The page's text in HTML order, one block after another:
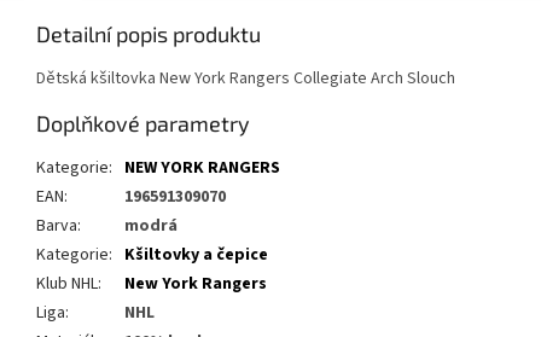
Detailní popis produktu
Dětská kšiltovka New York Rangers Collegiate Arch Slouch
Doplňkové parametry
Kategorie: NEW YORK RANGERS
EAN:
196591309070
Barva:
modrá
Kategorie: Kšiltovky a čepice
Klub NHL:
New York Rangers
Liga:
NHL